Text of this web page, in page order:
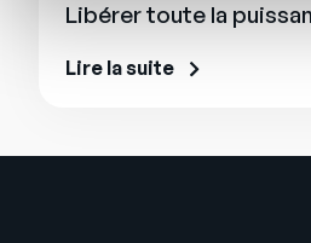
Libérer toute la
Lire la suite